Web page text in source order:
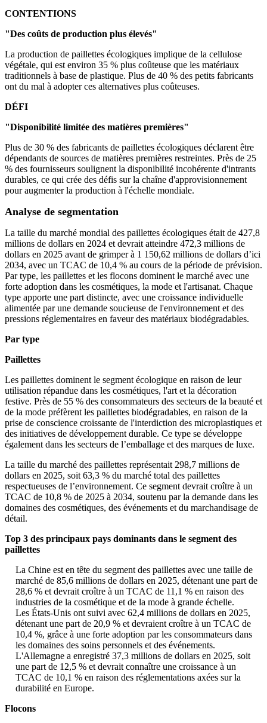
CONTENTIONS
"Des coûts de production plus élevés"
La production de paillettes écologiques implique de la cellulose
végétale, qui est environ 35 % plus coûteuse que les matériaux
traditionnels à base de plastique. Plus de 40 % des petits fabricants
ont du mal à adopter ces alternatives plus coûteuses.
DÉFI
"Disponibilité limitée des matières premières"
Plus de 30 % des fabricants de paillettes écologiques déclarent être
dépendants de sources de matières premières restreintes. Près de 25
% des fournisseurs soulignent la disponibilité incohérente d'intrants
durables, ce qui crée des défis sur la chaîne d'approvisionnement
pour augmenter la production à l'échelle mondiale.
Analyse de segmentation
La taille du marché mondial des paillettes écologiques était de 427,8
millions de dollars en 2024 et devrait atteindre 472,3 millions de
dollars en 2025 avant de grimper à 1 150,62 millions de dollars d’ici
2034, avec un TCAC de 10,4 % au cours de la période de prévision.
Par type, les paillettes et les flocons dominent le marché avec une
forte adoption dans les cosmétiques, la mode et l'artisanat. Chaque
type apporte une part distincte, avec une croissance individuelle
alimentée par une demande soucieuse de l'environnement et des
pressions réglementaires en faveur des matériaux biodégradables.
Par type
Paillettes
Les paillettes dominent le segment écologique en raison de leur
utilisation répandue dans les cosmétiques, l'art et la décoration
festive. Près de 55 % des consommateurs des secteurs de la beauté et
de la mode préfèrent les paillettes biodégradables, en raison de la
prise de conscience croissante de l'interdiction des microplastiques et
des initiatives de développement durable. Ce type se développe
également dans les secteurs de l’emballage et des marques de luxe.
La taille du marché des paillettes représentait 298,7 millions de
dollars en 2025, soit 63,3 % du marché total des paillettes
respectueuses de l’environnement. Ce segment devrait croître à un
TCAC de 10,8 % de 2025 à 2034, soutenu par la demande dans les
domaines des cosmétiques, des événements et du marchandisage de
détail.
Top 3 des principaux pays dominants dans le segment des
paillettes
La Chine est en tête du segment des paillettes avec une taille de
marché de 85,6 millions de dollars en 2025, détenant une part de
28,6 % et devrait croître à un TCAC de 11,1 % en raison des
industries de la cosmétique et de la mode à grande échelle.
Les États-Unis ont suivi avec 62,4 millions de dollars en 2025,
détenant une part de 20,9 % et devraient croître à un TCAC de
10,4 %, grâce à une forte adoption par les consommateurs dans
les domaines des soins personnels et des événements.
L'Allemagne a enregistré 37,3 millions de dollars en 2025, soit
une part de 12,5 % et devrait connaître une croissance à un
TCAC de 10,1 % en raison des réglementations axées sur la
durabilité en Europe.
Flocons